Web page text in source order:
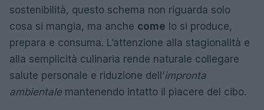
sostenibilità, questo schema non riguarda solo
cosa si mangia, ma anche come lo si produce,
prepara e consuma. L’attenzione alla stagionalità e
alla semplicità culinaria rende naturale collegare
salute personale e riduzione dell’impronta
ambientalemantenendo intatto il piacere del cibo.